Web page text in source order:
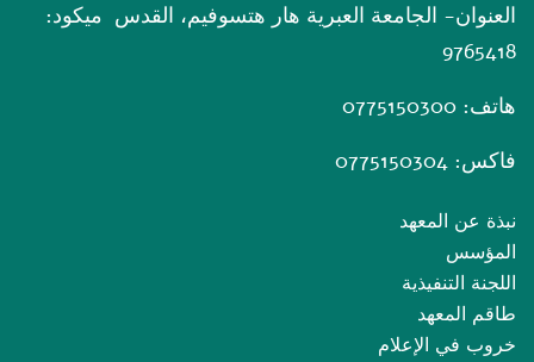
العنوان- الجامعة العبرية هار هتسوفيم، القدس ميكود:
9765418
هاتف: 0775150300
فاكس: 0775150304
نبذة عن المعهد
المؤسس
اللجنة التنفيذية
طاقم المعهد
خروب في الإعلام